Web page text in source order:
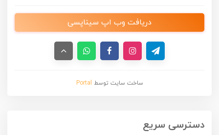
دریافت وب اپ سیناپسی
ساخت سایت توسط Portal
دسترسی سریع